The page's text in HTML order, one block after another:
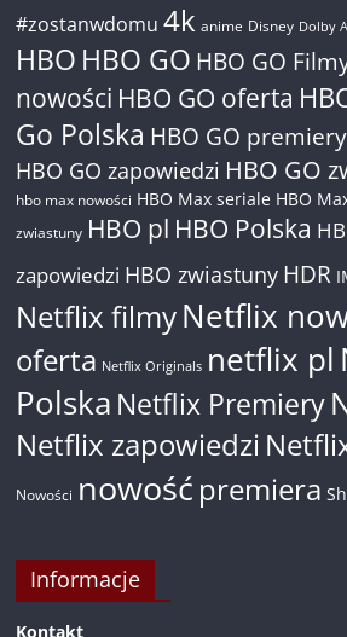
#zostanwdomu 4k anime Disney Dolby
HBO HBO GO HBO GO
nowości HBO GO oferta
Go Polska HBO GO premiery
HBO GO zapowiedzi HBO GO
hbo max nowości HBO Max seriale HBO
zwiastuny HBO pl HBO Polska
zapowiedzi HBO zwiastuny HDR
Netflix filmyNetflix
oferta Netflix Originals netflix pl
Polska Netflix Premiery
Netflix zapowiedzi
Nowości nowość premiera
Informacje
Kontakt